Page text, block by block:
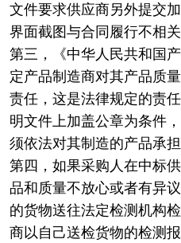
文件要求供应商另外提交
界面截图与合同履行不相关
第三，《中华人民共和国
定产品制造商对其产品质
责任，这是法律规定的责
明文件上加盖公章为条件
须依法对其制造的产品承担
第四，如果采购人在中标
品和质量不放心或者有异
的货物送往法定检测机构
商以自己送检货物的检测